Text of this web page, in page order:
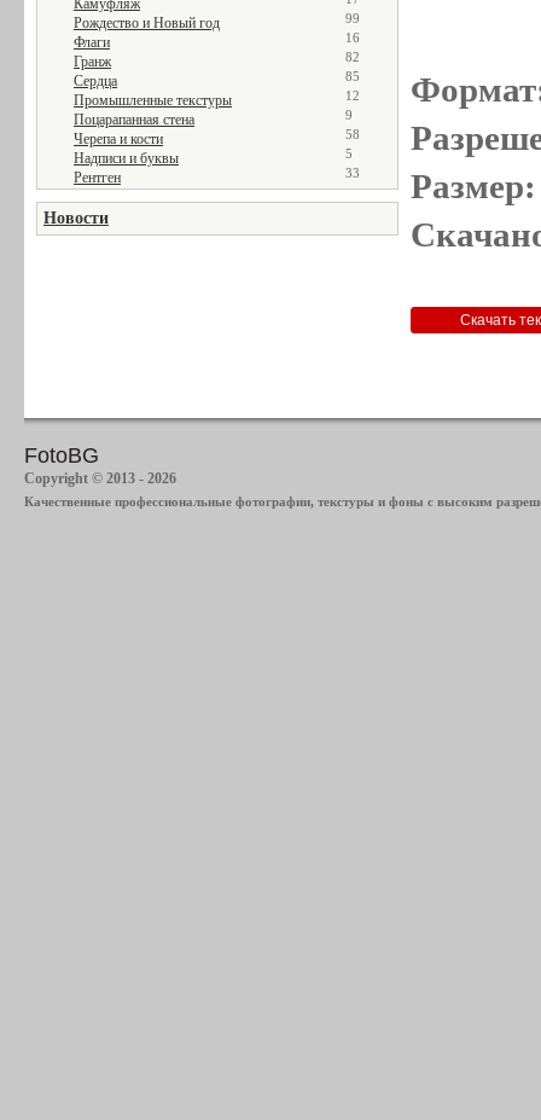
Камуфляж
Рождество и Новый год 99
Флаги 16
Гранж 82
Сердца 85
Промышленные текстуры 12
Поцарапанная стена 9
Черепа и кости 58
Надписи и буквы 5
Рентген 33
Новости
FotoBG
Copyright © 2013 - 2026
Качественные профессиональные фотографии, текстуры и фоны с высоким